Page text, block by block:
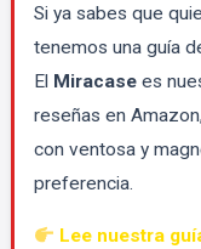
Si ya sabes que
tenemos una guía
El Miracasees
reseñas en
con ventosa y
preferencia.
Lee nuestra